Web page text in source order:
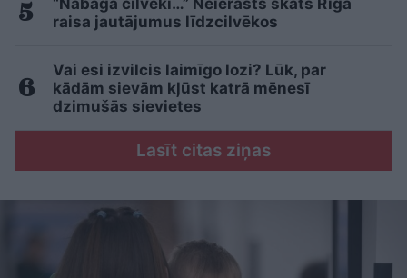
“Nabaga cilvēki…” Neierasts skats Rīgā
raisa jautājumus līdzcilvēkos
Vai esi izvilcis laimīgo lozi? Lūk, par
kādām sievām kļūst katrā mēnesī
dzimušās sievietes
Lasīt citas ziņas